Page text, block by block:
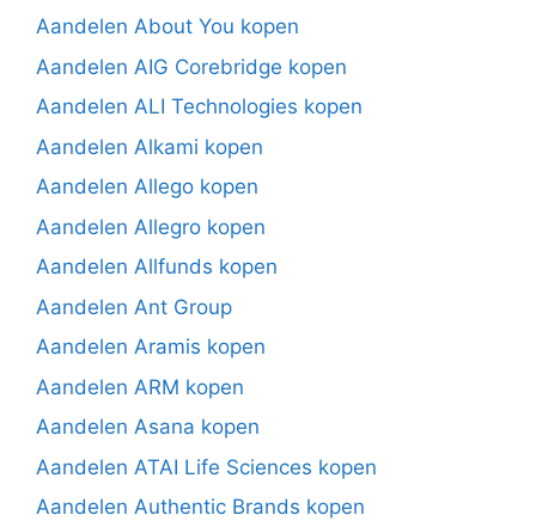
Aandelen About You kopen
Aandelen AIG Corebridge kopen
Aandelen ALI Technologies kopen
Aandelen Alkami kopen
Aandelen Allego kopen
Aandelen Allegro kopen
Aandelen Allfunds kopen
Aandelen Ant Group
Aandelen Aramis kopen
Aandelen ARM kopen
Aandelen Asana kopen
Aandelen ATAI Life Sciences kopen
Aandelen Authentic Brands kopen